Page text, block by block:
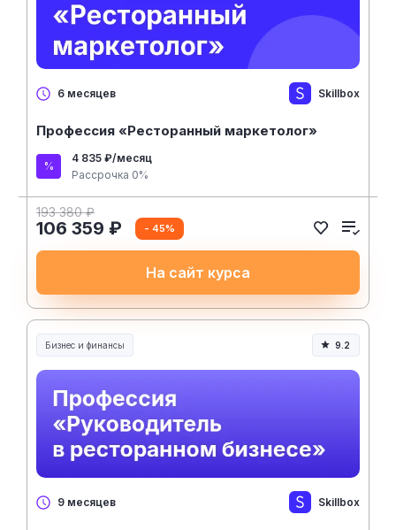
6 месяцев Skillbox
Профессия «Ресторанный маркетолог»
4 835 ₽/месяц
Рассрочка 0%
193 380 ₽
106 359 ₽ - 45%
На сайт курса
Бизнес и финансы 9.2
9 месяцев Skillbox